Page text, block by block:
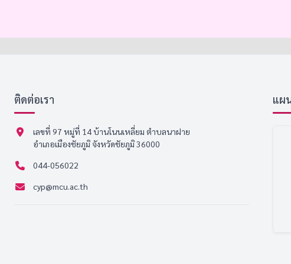
ติดต่อเรา
เลขที่ 97 หมู่ที่ 14 บ้านโนนเหลี่ยม ตำบลนาฝาย
อำเภอเมืองชัยภูมิ จังหวัดชัยภูมิ 36000
044-056022
cyp@mcu.ac.th
แผ